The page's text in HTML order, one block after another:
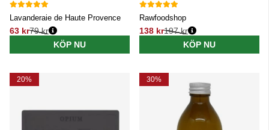
Lavanderaie de Haute Provence
63 kr
Ordinarie pris:
79 kr
KÖP NU
Rawfoodshop
138 kr
Ordinarie pris:
197 kr
KÖP NU
20% 30%